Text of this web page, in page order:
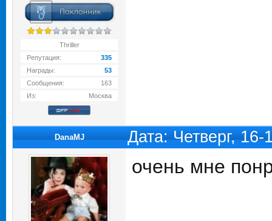
Thriller
Репутация:
335
Награды:
53
Сообщения:
163
Из:
Москва
DanaMJ Дата: Четверг,
очень мне